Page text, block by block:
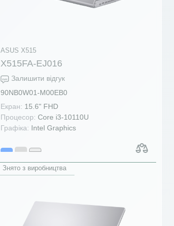
ASUS X515
X515FA-EJ016
Залишити відгук
90NB0W01-M00EB0
Екран: 15.6" FHD
Процесор: Core i3-10110U
Графіка: Intel Graphics
Знято з виробництва